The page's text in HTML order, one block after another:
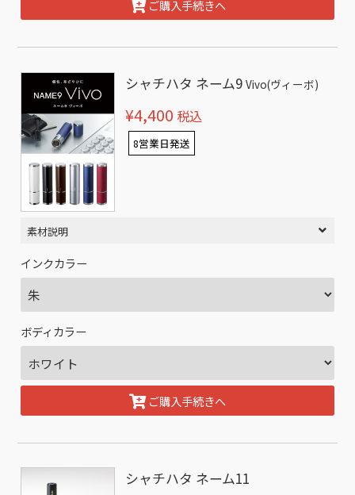
ご購入手続きへ
シャチハタ ネーム9Vivo(ヴィーボ)
¥4,400 税込
8営業日発送
素材説明
インクカラー
ボディカラー
ご購入手続きへ
シャチハタ ネーム11